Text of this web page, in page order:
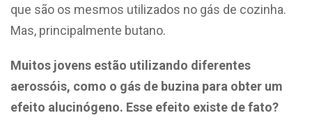
que são os mesmos utilizados no gás de cozinha.
Mas, principalmente butano.
Muitos jovens estão utilizando diferentes
aerossóis, como o gás de buzina para obter um
efeito alucinógeno. Esse efeito existe de fato?